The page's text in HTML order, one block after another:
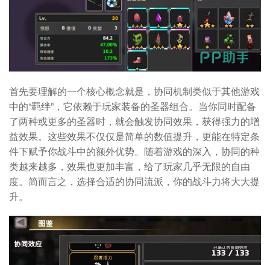
首先要理解的一个核心概念就是，协同机制类似于其他游戏
中的“羁绊”，它依赖于玩家装备的圣器组合。当你同时配备
了两种或更多的圣器时，就会触发协同效果，获得强力的增
益效果。这些效果不仅仅是简单的数值提升，更能在特定条
件下赋予你战斗中的额外优势。随着游戏的深入，协同的种
类越来越多，效果也更加丰富，给了玩家几乎无限的自由
度。简而言之，选择合适的协同流派，你的战斗力将大大提
升。